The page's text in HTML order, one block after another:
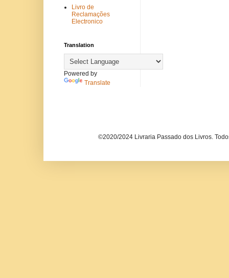
Livro de
Reclamações
Electronico
Translation
Powered by
Translate
©2020/2024 Livraria Passado dos Livros.